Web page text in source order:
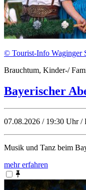
© Tourist-Info Waginger
Brauchtum, Kinder-/
Bayerischer
07.08.2026 / 19:30 Uhr /
Musik und Tanz beim
mehr erfahren